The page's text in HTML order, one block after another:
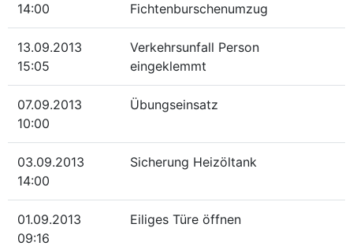
14:00
Fichtenburschenumzug
13.09.2013
15:05
Verkehrsunfall Person
eingeklemmt
07.09.2013
10:00
Übungseinsatz
03.09.2013
14:00
Sicherung Heizöltank
01.09.2013
09:16
Eiliges Türe öffnen